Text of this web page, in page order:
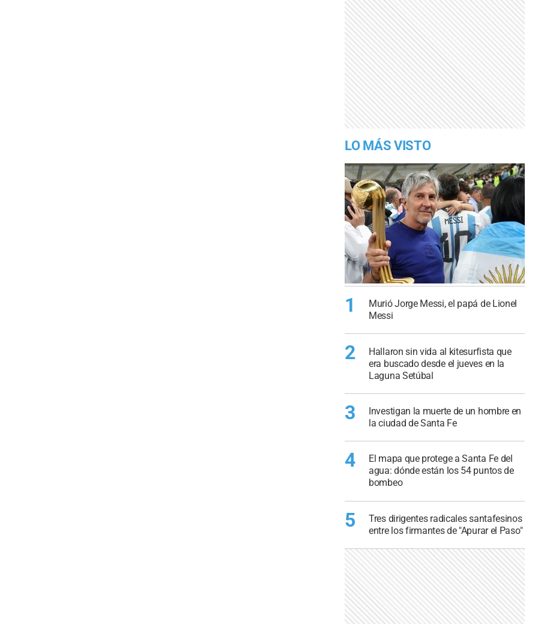
LO MÁS VISTO
1
Murió Jorge Messi, el papá de Lionel
Messi
2
Hallaron sin vida al kitesurfista que
era buscado desde el jueves en la
Laguna Setúbal
3
Investigan la muerte de un hombre en
la ciudad de Santa Fe
4
El mapa que protege a Santa Fe del
agua: dónde están los 54 puntos de
bombeo
5
Tres dirigentes radicales santafesinos
entre los firmantes de "Apurar el Paso"